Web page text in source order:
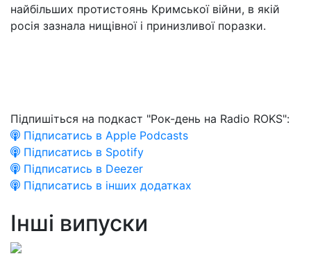
найбільших протистоянь Кримської війни, в якій
росія зазнала нищівної і принизливої поразки.
Підпишіться на подкаст "Рок-день на Radio ROKS":
Підписатись в Apple Podcasts
Підписатись в Spotify
Підписатись в Deezer
Підписатись в інших додатках
Інші випуски